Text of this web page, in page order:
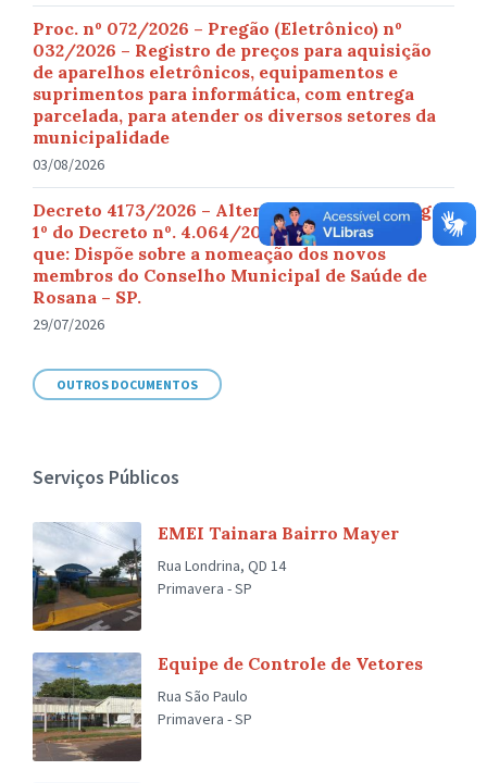
Proc. nº 072/2026 – Pregão (Eletrônico) nº
032/2026 – Registro de preços para aquisição
de aparelhos eletrônicos, equipamentos e
suprimentos para informática, com entrega
parcelada, para atender os diversos setores da
municipalidade
03/08/2026
Decreto 4173/2026 – Altera o Inciso I do artigo
1º do Decreto nº. 4.064/2025, de 08/12/2025
que: Dispõe sobre a nomeação dos novos
membros do Conselho Municipal de Saúde de
Rosana – SP.
29/07/2026
OUTROS DOCUMENTOS
Serviços Públicos
EMEI Tainara Bairro Mayer
Rua Londrina, QD 14
Primavera - SP
Equipe de Controle de Vetores
Rua São Paulo
Primavera - SP